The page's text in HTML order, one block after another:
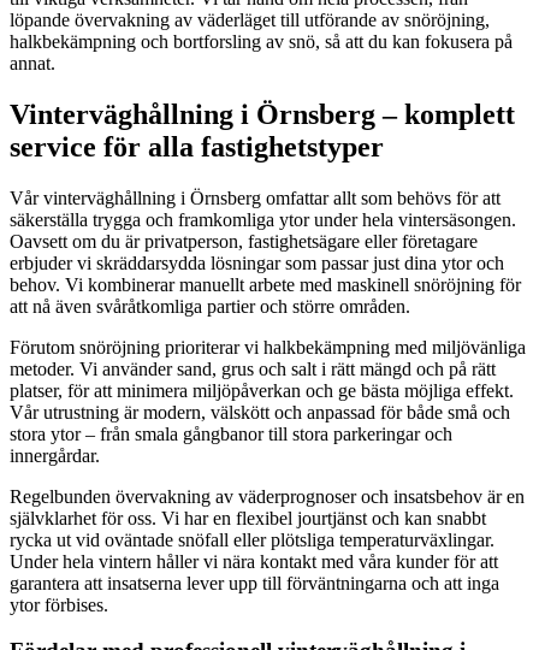
löpande övervakning av väderläget till utförande av snöröjning,
halkbekämpning och bortforsling av snö, så att du kan fokusera på
annat.
Vinterväghållning i Örnsberg – komplett
service för alla fastighetstyper
Vår vinterväghållning i Örnsberg omfattar allt som behövs för att
säkerställa trygga och framkomliga ytor under hela vintersäsongen.
Oavsett om du är privatperson, fastighetsägare eller företagare
erbjuder vi skräddarsydda lösningar som passar just dina ytor och
behov. Vi kombinerar manuellt arbete med maskinell snöröjning för
att nå även svåråtkomliga partier och större områden.
Förutom snöröjning prioriterar vi halkbekämpning med miljövänliga
metoder. Vi använder sand, grus och salt i rätt mängd och på rätt
platser, för att minimera miljöpåverkan och ge bästa möjliga effekt.
Vår utrustning är modern, välskött och anpassad för både små och
stora ytor – från smala gångbanor till stora parkeringar och
innergårdar.
Regelbunden övervakning av väderprognoser och insatsbehov är en
självklarhet för oss. Vi har en flexibel jourtjänst och kan snabbt
rycka ut vid oväntade snöfall eller plötsliga temperaturväxlingar.
Under hela vintern håller vi nära kontakt med våra kunder för att
garantera att insatserna lever upp till förväntningarna och att inga
ytor förbises.